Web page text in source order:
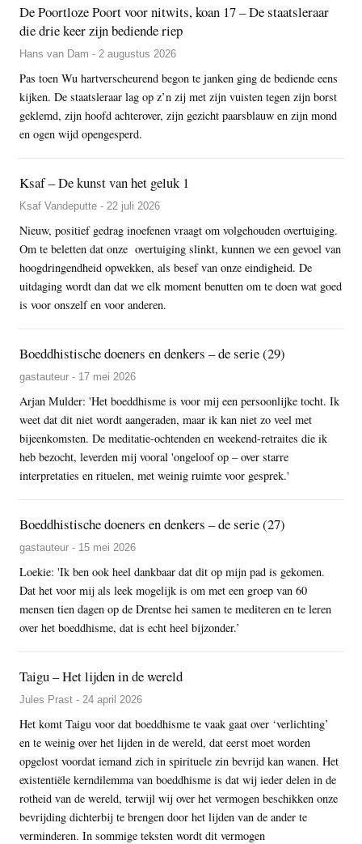
De Poortloze Poort voor nitwits, koan 17 – De staatsleraar
die drie keer zijn bediende riep
Hans van Dam - 2 augustus 2026
Pas toen Wu hartverscheurend begon te janken ging de bediende eens
kijken. De staatsleraar lag op z’n zij met zijn vuisten tegen zijn borst
geklemd, zijn hoofd achterover, zijn gezicht paarsblauw en zijn mond
en ogen wijd opengesperd.
Ksaf – De kunst van het geluk 1
Ksaf Vandeputte - 22 juli 2026
Nieuw, positief gedrag inoefenen vraagt om volgehouden overtuiging.
Om te beletten dat onze overtuiging slinkt, kunnen we een gevoel van
hoogdringendheid opwekken, als besef van onze eindigheid. De
uitdaging wordt dan dat we elk moment benutten om te doen wat goed
is voor onszelf en voor anderen.
Boeddhistische doeners en denkers – de serie (29)
gastauteur - 17 mei 2026
Arjan Mulder: 'Het boeddhisme is voor mij een persoonlijke tocht. Ik
weet dat dit niet wordt aangeraden, maar ik kan niet zo veel met
bijeenkomsten. De meditatie-ochtenden en weekend-retraites die ik
heb bezocht, leverden mij vooral 'ongeloof op – over starre
interpretaties en rituelen, met weinig ruimte voor gesprek.'
Boeddhistische doeners en denkers – de serie (27)
gastauteur - 15 mei 2026
Loekie: 'Ik ben ook heel dankbaar dat dit op mijn pad is gekomen.
Dat het voor mij als leek mogelijk is om met een groep van 60
mensen tien dagen op de Drentse hei samen te mediteren en te leren
over het boeddhisme, dat is echt heel bijzonder.’
Taigu – Het lijden in de wereld
Jules Prast - 24 april 2026
Het komt Taigu voor dat boeddhisme te vaak gaat over ‘verlichting’
en te weinig over het lijden in de wereld, dat eerst moet worden
opgelost voordat iemand zich in spirituele zin bevrijd kan wanen. Het
existentiële kerndilemma van boeddhisme is dat wij ieder delen in de
rotheid van de wereld, terwijl wij over het vermogen beschikken onze
bevrijding dichterbij te brengen door het lijden van de ander te
verminderen. In sommige teksten wordt dit vermogen